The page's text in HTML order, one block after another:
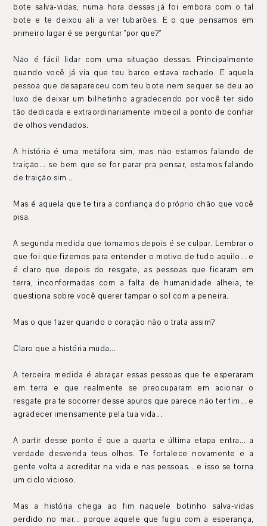
bote salva-vidas, numa hora dessas já foi embora com o tal
bote e te deixou ali a ver tubarões. E o que pensamos em
primeiro lugar é se perguntar "por que?"
Não é fácil lidar com uma situação dessas. Principalmente
quando você já via que teu barco estava rachado. E aquela
pessoa que desapareceu com teu bote nem sequer se deu ao
luxo de deixar um bilhetinho agradecendo por você ter sido
tão dedicada e extraordinariamente imbecil a ponto de confiar
de olhos vendados.
A história é uma metáfora sim, mas não estamos falando de
traição... se bem que se for parar pra pensar, estamos falando
de traição sim...
Mas é aquela que te tira a confiança do próprio chão que você
pisa.
A segunda medida que tomamos depois é se culpar. Lembrar o
que foi que fizemos para entender o motivo de tudo aquilo... e
é claro que depois do resgate, as pessoas que ficaram em
terra, inconformadas com a falta de humanidade alheia, te
questiona sobre você querer tampar o sol com a peneira.
Mas o que fazer quando o coração não o trata assim?
Claro que a história muda...
A terceira medida é abraçar essas pessoas que te esperaram
em terra e que realmente se preocuparam em acionar o
resgate pra te socorrer desse apuros que parece não ter fim... e
agradecer imensamente pela tua vida...
A partir desse ponto é que a quarta e última etapa entra... a
verdade desvenda teus olhos. Te fortalece novamente e a
gente volta a acreditar na vida e nas pessoas... e isso se torna
um ciclo vicioso.
Mas a história chega ao fim naquele botinho salva-vidas
perdido no mar... porque aquele que fugiu com a esperança,